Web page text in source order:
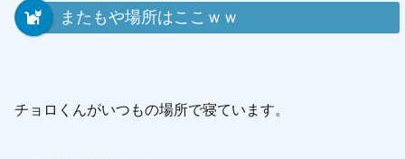
またもや場所はここｗｗ
チョロくんがいつもの場所で寝ています。